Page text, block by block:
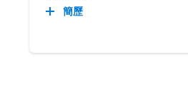
簡歷